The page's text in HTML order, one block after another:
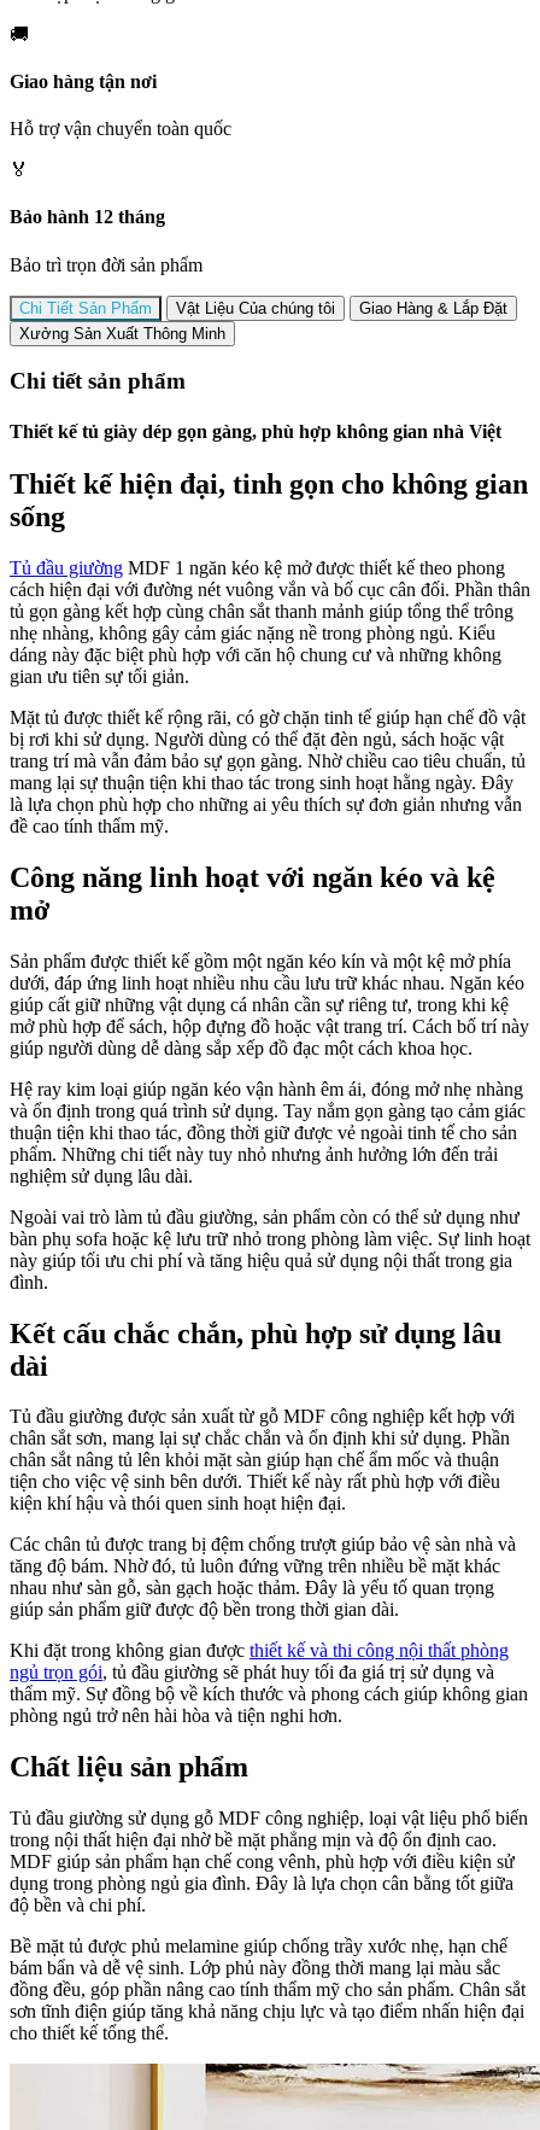
🚚
Giao hàng tận nơi
Hỗ trợ vận chuyển toàn quốc
🏅
Bảo hành 12 tháng
Bảo trì trọn đời sản phẩm
Chi Tiết Sản Phẩm Vật Liệu Của chúng tôi
Giao Hàng & Lắp Đặt
Xưởng Sản Xuất Thông Minh
Chi tiết sản phẩm
Thiết kế tủ giày dép gọn gàng, phù hợp không gian nhà Việt
Thiết kế hiện đại, tinh gọn cho không gian
sống
Tủ đầu giường MDF 1 ngăn kéo kệ mở được thiết kế theo phong
cách hiện đại với đường nét vuông vắn và bố cục cân đối. Phần thân
tủ gọn gàng kết hợp cùng chân sắt thanh mảnh giúp tổng thể trông
nhẹ nhàng, không gây cảm giác nặng nề trong phòng ngủ. Kiểu
dáng này đặc biệt phù hợp với căn hộ chung cư và những không
gian ưu tiên sự tối giản.
Mặt tủ được thiết kế rộng rãi, có gờ chặn tinh tế giúp hạn chế đồ vật
bị rơi khi sử dụng. Người dùng có thể đặt đèn ngủ, sách hoặc vật
trang trí mà vẫn đảm bảo sự gọn gàng. Nhờ chiều cao tiêu chuẩn, tủ
mang lại sự thuận tiện khi thao tác trong sinh hoạt hằng ngày. Đây
là lựa chọn phù hợp cho những ai yêu thích sự đơn giản nhưng vẫn
đề cao tính thẩm mỹ.
Công năng linh hoạt với ngăn kéo và kệ
mở
Sản phẩm được thiết kế gồm một ngăn kéo kín và một kệ mở phía
dưới, đáp ứng linh hoạt nhiều nhu cầu lưu trữ khác nhau. Ngăn kéo
giúp cất giữ những vật dụng cá nhân cần sự riêng tư, trong khi kệ
mở phù hợp để sách, hộp đựng đồ hoặc vật trang trí. Cách bố trí này
giúp người dùng dễ dàng sắp xếp đồ đạc một cách khoa học.
Hệ ray kim loại giúp ngăn kéo vận hành êm ái, đóng mở nhẹ nhàng
và ổn định trong quá trình sử dụng. Tay nắm gọn gàng tạo cảm giác
thuận tiện khi thao tác, đồng thời giữ được vẻ ngoài tinh tế cho sản
phẩm. Những chi tiết này tuy nhỏ nhưng ảnh hưởng lớn đến trải
nghiệm sử dụng lâu dài.
Ngoài vai trò làm tủ đầu giường, sản phẩm còn có thể sử dụng như
bàn phụ sofa hoặc kệ lưu trữ nhỏ trong phòng làm việc. Sự linh hoạt
này giúp tối ưu chi phí và tăng hiệu quả sử dụng nội thất trong gia
đình.
Kết cấu chắc chắn, phù hợp sử dụng lâu
dài
Tủ đầu giường được sản xuất từ gỗ MDF công nghiệp kết hợp với
chân sắt sơn, mang lại sự chắc chắn và ổn định khi sử dụng. Phần
chân sắt nâng tủ lên khỏi mặt sàn giúp hạn chế ẩm mốc và thuận
tiện cho việc vệ sinh bên dưới. Thiết kế này rất phù hợp với điều
kiện khí hậu và thói quen sinh hoạt hiện đại.
Các chân tủ được trang bị đệm chống trượt giúp bảo vệ sàn nhà và
tăng độ bám. Nhờ đó, tủ luôn đứng vững trên nhiều bề mặt khác
nhau như sàn gỗ, sàn gạch hoặc thảm. Đây là yếu tố quan trọng
giúp sản phẩm giữ được độ bền trong thời gian dài.
Khi đặt trong không gian được thiết kế và thi công nội thất phòng
ngủ trọn gói, tủ đầu giường sẽ phát huy tối đa giá trị sử dụng và
thẩm mỹ. Sự đồng bộ về kích thước và phong cách giúp không gian
phòng ngủ trở nên hài hòa và tiện nghi hơn.
Chất liệu sản phẩm
Tủ đầu giường sử dụng gỗ MDF công nghiệp, loại vật liệu phổ biến
trong nội thất hiện đại nhờ bề mặt phẳng mịn và độ ổn định cao.
MDF giúp sản phẩm hạn chế cong vênh, phù hợp với điều kiện sử
dụng trong phòng ngủ gia đình. Đây là lựa chọn cân bằng tốt giữa
độ bền và chi phí.
Bề mặt tủ được phủ melamine giúp chống trầy xước nhẹ, hạn chế
bám bẩn và dễ vệ sinh. Lớp phủ này đồng thời mang lại màu sắc
đồng đều, góp phần nâng cao tính thẩm mỹ cho sản phẩm. Chân sắt
sơn tĩnh điện giúp tăng khả năng chịu lực và tạo điểm nhấn hiện đại
cho thiết kế tổng thể.